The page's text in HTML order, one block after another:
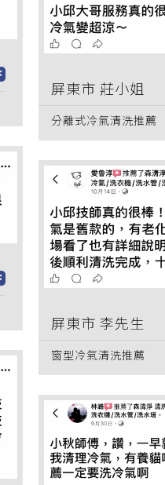
屏東市 莊小姐
分離式冷氣清洗推薦
屏東市 李先生
窗型冷氣清洗推薦